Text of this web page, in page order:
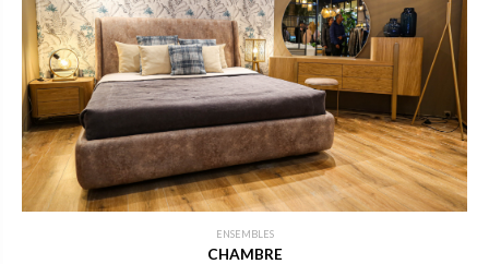
ENSEMBLES
CHAMBRE